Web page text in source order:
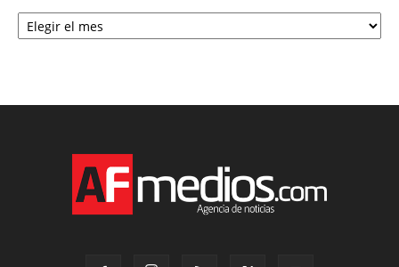
Archivo